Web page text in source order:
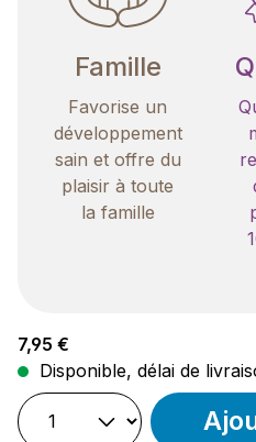
Famille
Favorise un
développement
sain et offre du
plaisir à toute
la famille
Prix régulier :
7,95 €
Disponible, délai de